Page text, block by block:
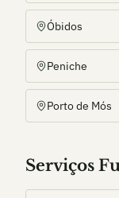
Óbidos
Peniche
Porto de Mós
Serviços